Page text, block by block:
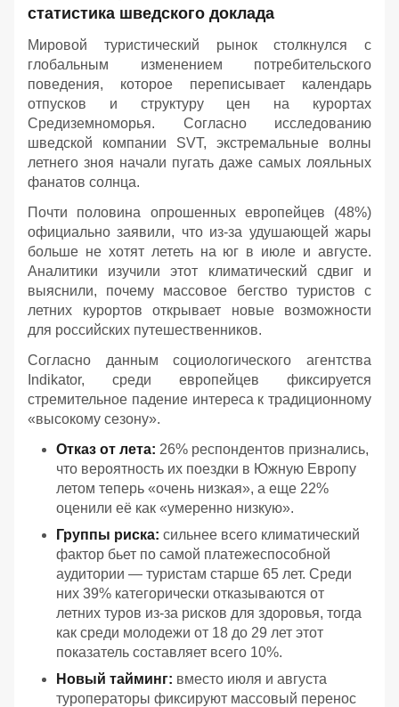
статистика шведского доклада
Мировой туристический рынок столкнулся с
глобальным изменением потребительского
поведения, которое переписывает календарь
отпусков и структуру цен на курортах
Средиземноморья. Согласно исследованию
шведской компании SVT, экстремальные волны
летнего зноя начали пугать даже самых лояльных
фанатов солнца.
Почти половина опрошенных европейцев (48%)
официально заявили, что из-за удушающей жары
больше не хотят лететь на юг в июле и августе.
Аналитики изучили этот климатический сдвиг и
выяснили, почему массовое бегство туристов с
летних курортов открывает новые возможности
для российских путешественников.
Согласно данным социологического агентства
Indikator, среди европейцев фиксируется
стремительное падение интереса к традиционному
«высокому сезону».
Отказ от лета: 26% респондентов признались,
что вероятность их поездки в Южную Европу
летом теперь «очень низкая», а еще 22%
оценили её как «умеренно низкую».
Группы риска: сильнее всего климатический
фактор бьет по самой платежеспособной
аудитории — туристам старше 65 лет. Среди
них 39% категорически отказываются от
летних туров из-за рисков для здоровья, тогда
как среди молодежи от 18 до 29 лет этот
показатель составляет всего 10%.
Новый тайминг: вместо июля и августа
туроператоры фиксируют массовый перенос